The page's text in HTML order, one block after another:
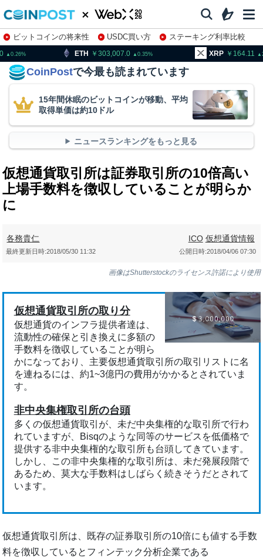
ビットコインの将来性 USDC買い方
ステーキング利率比較
株特集・関連銘柄
303,007.0 XRP 164.11 BNB
CoinPostで今最も読まれています
15年間休眠のビットコインが移動、平均
取得単価は約10ドル
ニュースランキングをもっと見る
仮想通貨取引所は証券取引所の10倍高い
上場手数料を徴収していることが明らか
に
各務貴仁 ICO 仮想通貨情報
公開日時:2018/04/06 07:30
最終更新日時:2018/05/30 11:32
画像はShutterstockのライセンス許諾により使用
仮想通貨取引所の取り分
仮想通貨のインフラ提供者達は、
流動性の確保と引き換えに多額の
手数料を徴収していることが明ら
かになっており、主要仮想通貨取引所の取引リストに名
を連ねるには、約1~3億円の費用がかかるとされていま
す。
非中央集権取引所の台頭
多くの仮想通貨取引が、未だ中央集権的な取引所で行わ
れていますが、Bisqのような同等のサービスを低価格で
提供する非中央集権的な取引所も台頭してきています。
しかし、この非中央集権的な取引所は、未だ発展段階で
あるため、莫大な手数料はしばらく続きそうだとされて
います。
仮想通貨取引所は、既存の証券取引所の10倍にも値する手数
料を徴収しているとフィンテック分析企業である